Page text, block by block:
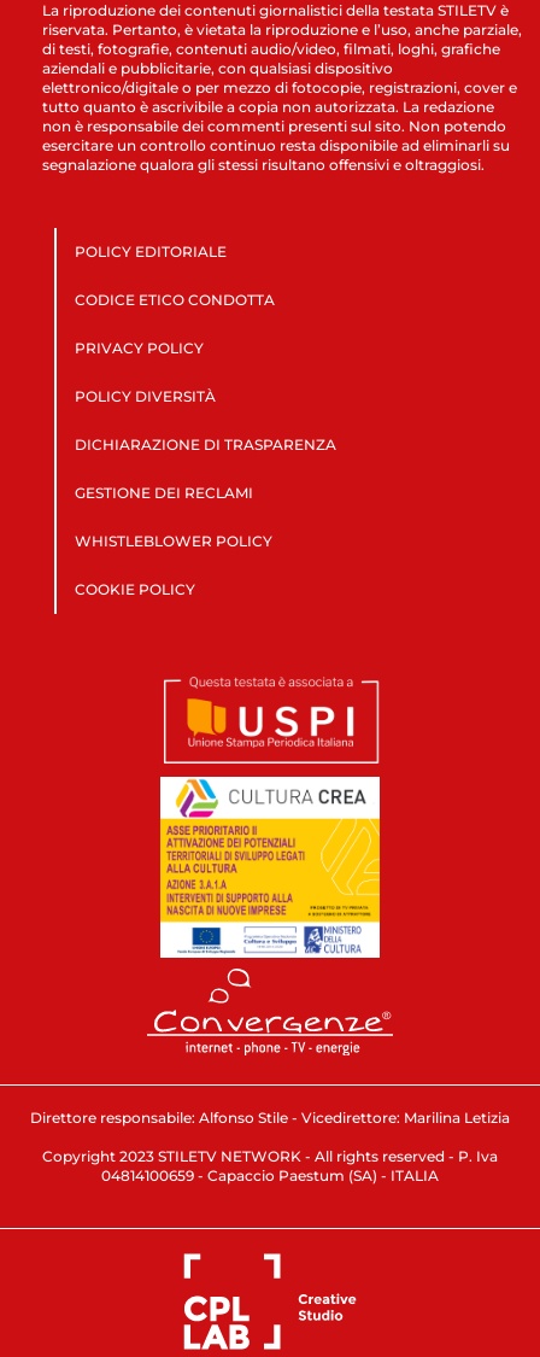
La riproduzione dei contenuti giornalistici della testata STILETV è
riservata. Pertanto, è vietata la riproduzione e l’uso, anche parziale,
di testi, fotografie, contenuti audio/video, filmati, loghi, grafiche
aziendali e pubblicitarie, con qualsiasi dispositivo
elettronico/digitale o per mezzo di fotocopie, registrazioni, cover e
tutto quanto è ascrivibile a copia non autorizzata. La redazione
non è responsabile dei commenti presenti sul sito. Non potendo
esercitare un controllo continuo resta disponibile ad eliminarli su
segnalazione qualora gli stessi risultano offensivi e oltraggiosi.
POLICY EDITORIALE
CODICE ETICO CONDOTTA
PRIVACY POLICY
POLICY DIVERSITÀ
DICHIARAZIONE DI TRASPARENZA
GESTIONE DEI RECLAMI
WHISTLEBLOWER POLICY
COOKIE POLICY
Direttore responsabile: Alfonso Stile - Vicedirettore: Marilina Letizia
Copyright 2023 STILETV NETWORK - All rights reserved - P. Iva
04814100659 - Capaccio Paestum (SA) - ITALIA